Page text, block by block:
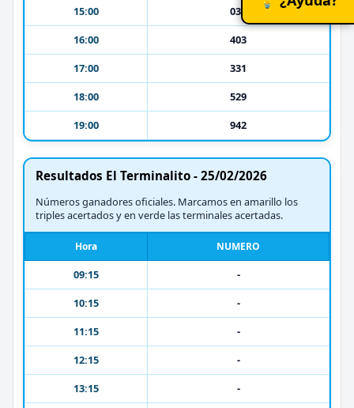
15:00
031
16:00
403
17:00
331
18:00
529
19:00
942
Resultados El Terminalito - 25/02/2026
Números ganadores oficiales. Marcamos en amarillo los
triples acertados y en verde las terminales acertadas.
Hora NUMERO
09:15
-
10:15
-
11:15
-
12:15
-
13:15
-